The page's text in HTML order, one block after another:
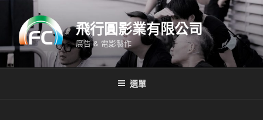
要
內
飛行圓影業有限公司
廣告 & 電影製作
選單